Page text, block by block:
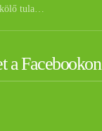
tula…
a Facebookon